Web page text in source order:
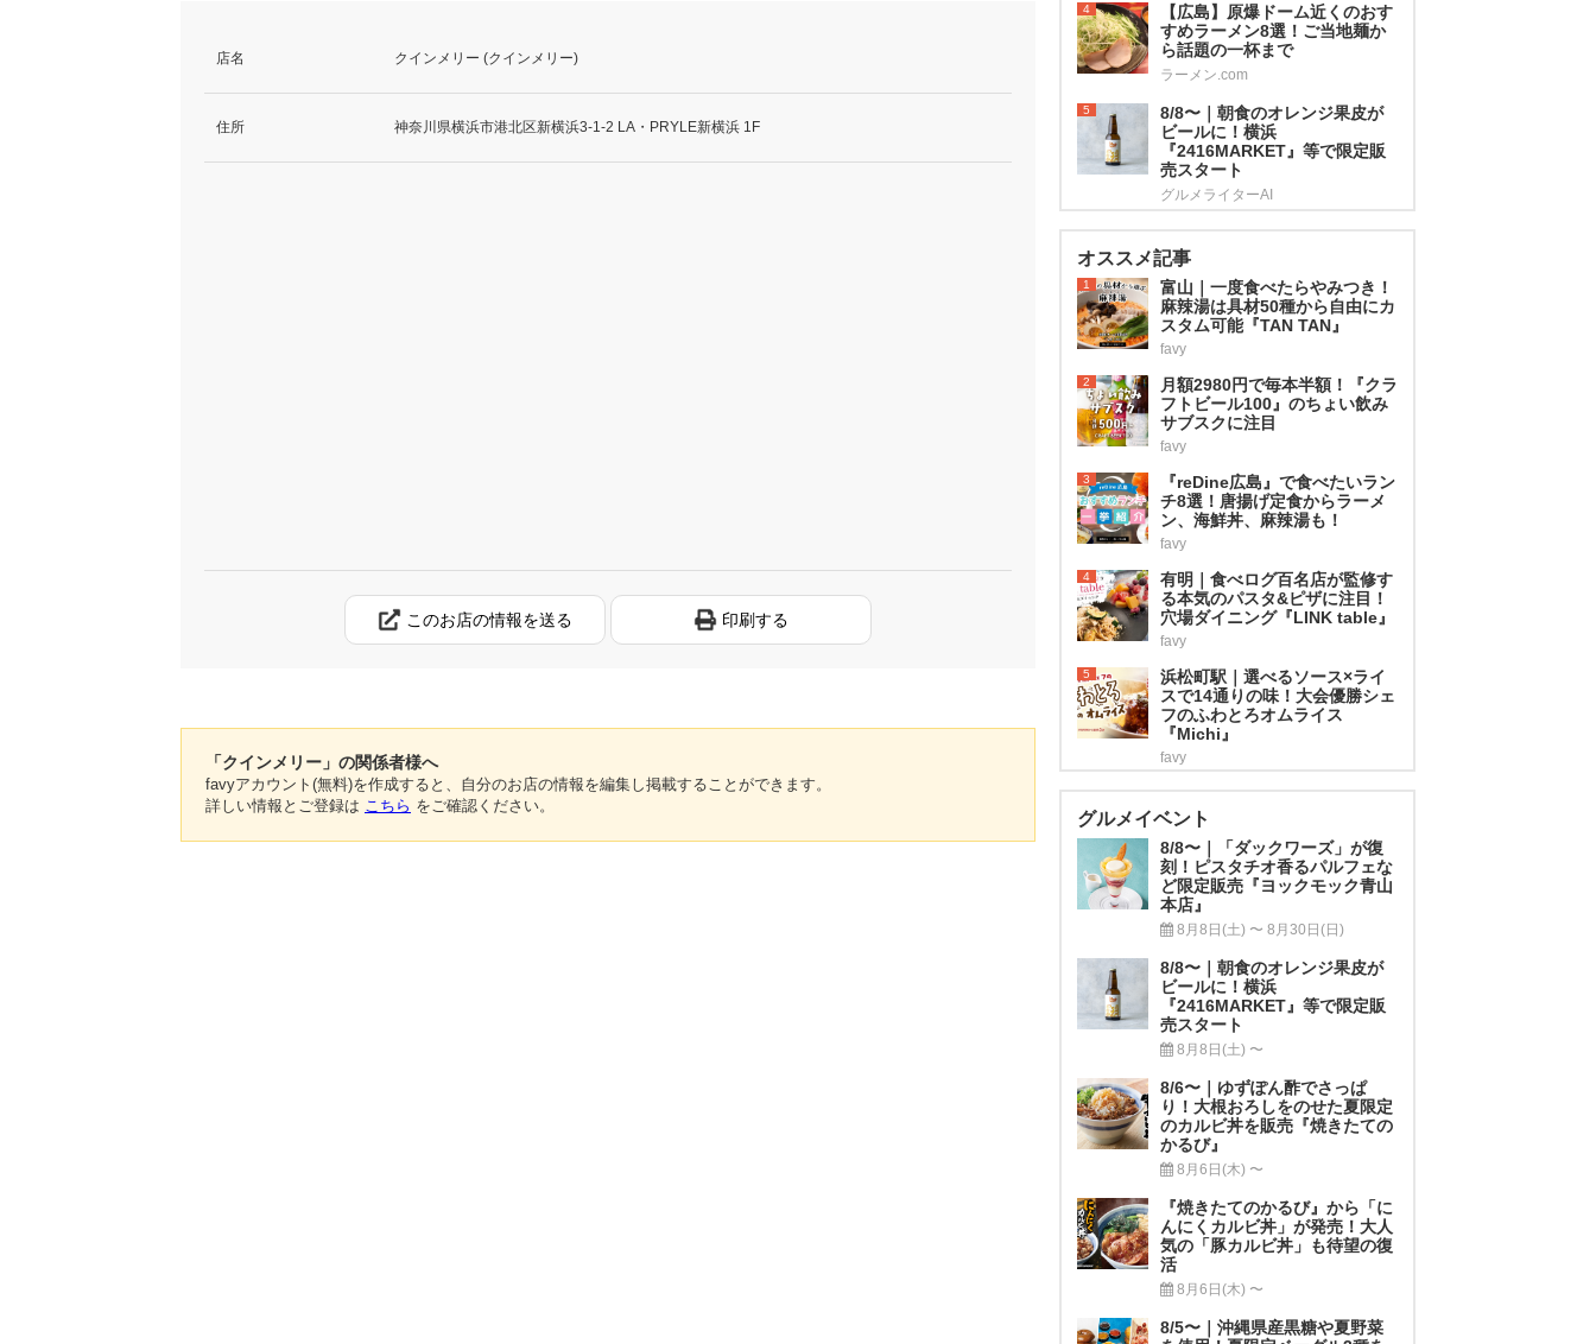
店名 クインメリー (クインメリー)
住所 神奈川県横浜市港北区新横浜3-1-2 LA・PRYLE新横浜 1F
このお店の情報を送る 印刷する
「クインメリー」の関係者様へ
favyアカウント(無料)を作成すると、自分のお店の情報を編集し掲載することができます。
詳しい情報とご登録は こちら をご確認ください。
4
【広島】原爆ドーム近くのおす
すめラーメン8選！ご当地麺か
ら話題の一杯まで
ラーメン.com
5
8/8〜｜朝食のオレンジ果皮が
ビールに！横浜
『2416MARKET』等で限定販
売スタート
グルメライターAI
オススメ記事
1
富山｜一度食べたらやみつき！
麻辣湯は具材50種から自由にカ
スタム可能『TAN TAN』
favy
2
月額2980円で毎本半額！『クラ
フトビール100』のちょい飲み
サブスクに注目
favy
3
『reDine広島』で食べたいラン
チ8選！唐揚げ定食からラーメ
ン、海鮮丼、麻辣湯も！
favy
4
有明｜食べログ百名店が監修す
る本気のパスタ&ピザに注目！
穴場ダイニング『LINK table』
favy
5
浜松町駅｜選べるソース×ライ
スで14通りの味！大会優勝シェ
フのふわとろオムライス
『Michi』
favy
グルメイベント
8/8〜｜「ダックワーズ」が復
刻！ピスタチオ香るパルフェな
ど限定販売『ヨックモック青山
本店』
8月8日(土) 〜 8月30日(日)
8/8〜｜朝食のオレンジ果皮が
ビールに！横浜
『2416MARKET』等で限定販
売スタート
8月8日(土) 〜
8/6〜｜ゆずぽん酢でさっぱ
り！大根おろしをのせた夏限定
のカルビ丼を販売『焼きたての
かるび』
8月6日(木) 〜
『焼きたてのかるび』から「に
んにくカルビ丼」が発売！大人
気の「豚カルビ丼」も待望の復
活
8月6日(木) 〜
8/5〜｜沖縄県産黒糖や夏野菜